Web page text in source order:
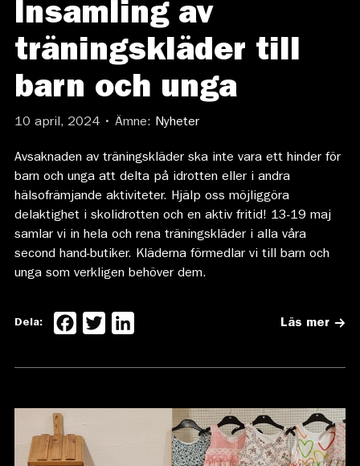
Insamling av
träningskläder till
barn och unga
10 april, 2024 • Ämne: Nyheter
Avsaknaden av träningskläder ska inte vara ett hinder för
barn och unga att delta på idrotten eller i andra
hälsofrämjande aktiviteter. Hjälp oss möjliggöra
delaktighet i skolidrotten och en aktiv fritid! 13-19 maj
samlar vi in hela och rena träningskläder i alla våra
second hand-butiker. Kläderna förmedlar vi till barn och
unga som verkligen behöver dem.
Läs mer
Dela: Facebook
Twitter